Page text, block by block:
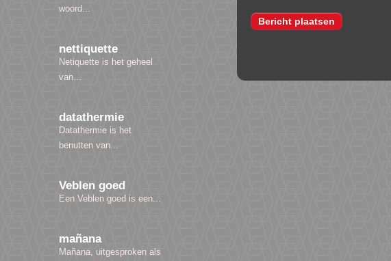
woord...
nettiquette
Netiquette is het geheel
van...
datathermie
Datathermie is het
benutten van...
Veblen goed
Een Veblen goed is een...
mañana
Mañana, uitgesproken als